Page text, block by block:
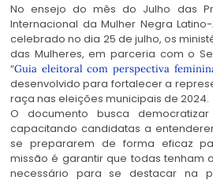
No ensejo do mês do Julho das
Internacional da Mulher Negra
celebrado no dia 25 de julho, os
das Mulheres, em parceria com o
“Guia eleitoral com perspectiva
desenvolvido para fortalecer a
raça nas eleições municipais de 2024.
O documento busca democratizar
capacitando candidatas a
se prepararem de forma eficaz
missão é garantir que todas tenham
necessário para se destacar na